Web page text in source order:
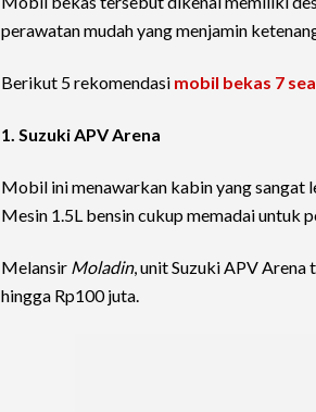
perawatan mudah yang menjamin
Berikut 5 rekomendasi mobil bekas 7
1. Suzuki APV Arena
Mobil ini menawarkan kabin yang sangat
Mesin 1.5L bensin cukup memadai untuk
Melansir Moladin, unit Suzuki APV Arena
hingga Rp100 juta.